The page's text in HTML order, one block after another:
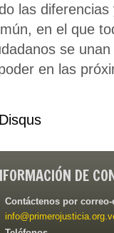
las
en el que
se
en las
Disqus
DE
Contáctenos por